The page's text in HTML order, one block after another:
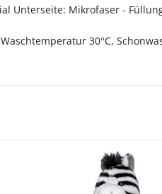
Unterseite: Mikrofaser -
30°C,